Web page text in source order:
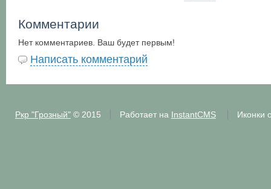
Комментарии
Нет комментариев. Ваш будет первым!
Написать комментарий
Ркр "Грозный"© 2015 Работает на InstantCMS Иконки